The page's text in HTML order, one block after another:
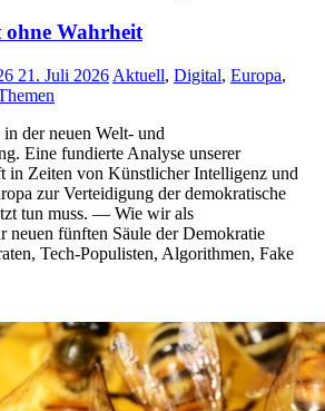
ohne Wahrheit
21. Juli 2026 Aktuell, Digital, Europa,
der neuen Welt- und
Eine fundierte Analyse unserer
in Zeiten von Künstlicher Intelligenz und
zur Verteidigung der demokratische
tun muss. — Wie wir als
neuen fünften Säule der Demokratie
Tech-Populisten, Algorithmen, Fake